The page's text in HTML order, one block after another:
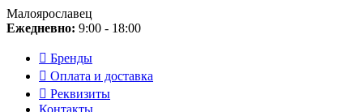
Малоярославец
Ежедневно: 9:00 - 18:00
Бренды
Оплата и доставка
Реквизиты
Контакты